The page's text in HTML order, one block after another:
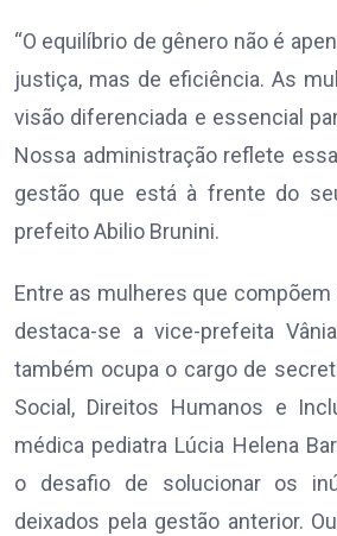
“O equilíbrio de gênero não é
justiça, mas de eficiência. As
visão diferenciada e essencial
Nossa administração reflete
gestão que está à frente do
prefeito Abilio Brunini.
Entre as mulheres que compõem
destaca-se a vice-prefeita
também ocupa o cargo de
Social, Direitos Humanos e
médica pediatra Lúcia Helena
o desafio de solucionar os
deixados pela gestão anterior.